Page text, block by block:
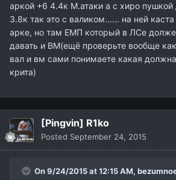
аркой +6 4.4к М.атаки а с хиро пушкой
3.8к так это с валиком...... на ней
арке, но там ЕМП который в ЛСе
давать и ВМ(ещё проверьте вообще
вал и вм сами понимаете какая
крита)
[Pingvin] R1ko
Posted September 24, 2015
On 9/24/2015 at 12:15 AM,